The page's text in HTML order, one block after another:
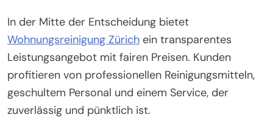
In der Mitte der Entscheidung bietet
Wohnungsreinigung Zürich ein transparentes
Leistungsangebot mit fairen Preisen. Kunden
profitieren von professionellen Reinigungsmitteln,
geschultem Personal und einem Service, der
zuverlässig und pünktlich ist.